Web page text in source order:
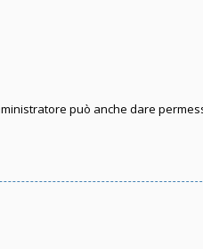
può anche dare